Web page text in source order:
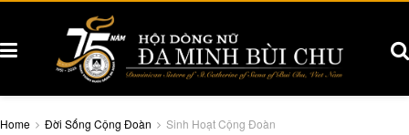
Home Đời Sống Cộng Đoàn Sinh Hoạt Cộng Đoàn